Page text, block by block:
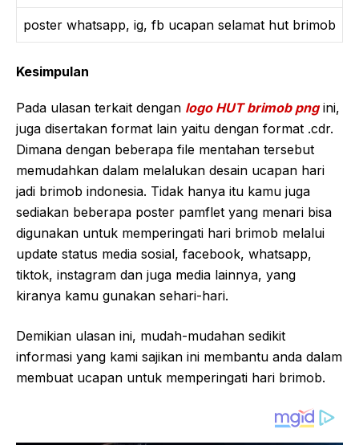
poster whatsapp, ig, fb ucapan selamat hut brimob
Kesimpulan
Pada ulasan terkait dengan logo HUT brimob pngini,
juga disertakan format lain yaitu dengan format .cdr.
Dimana dengan beberapa file mentahan tersebut
memudahkan dalam melalukan desain ucapan hari
jadi brimob indonesia. Tidak hanya itu kamu juga
sediakan beberapa poster pamflet yang menari bisa
digunakan untuk memperingati hari brimob melalui
update status media sosial, facebook, whatsapp,
tiktok, instagram dan juga media lainnya, yang
kiranya kamu gunakan sehari-hari.
Demikian ulasan ini, mudah-mudahan sedikit
informasi yang kami sajikan ini membantu anda dalam
membuat ucapan untuk memperingati hari brimob.